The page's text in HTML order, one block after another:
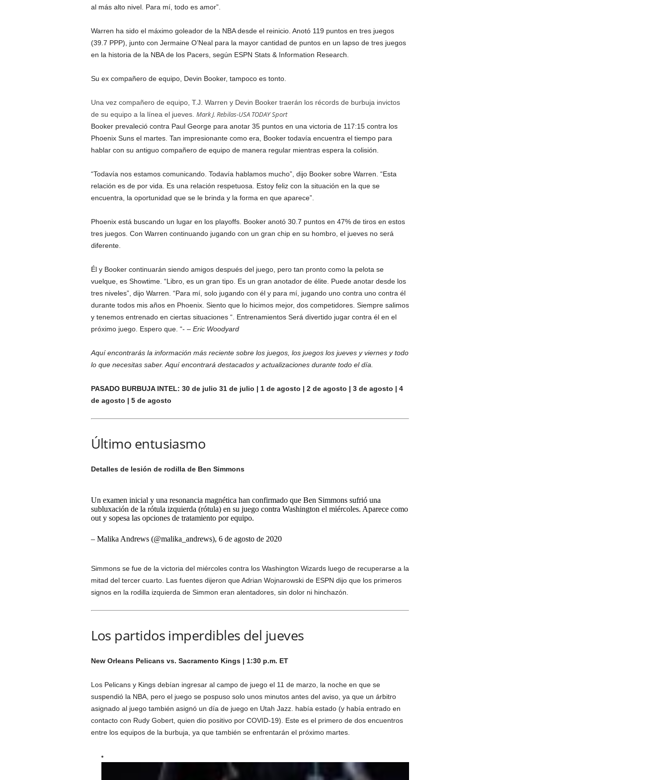
al más alto nivel. Para mí, todo es amor”.
Warren ha sido el máximo goleador de la NBA desde el reinicio. Anotó 119 puntos en tres juegos
(39.7 PPP), junto con Jermaine O’Neal para la mayor cantidad de puntos en un lapso de tres juegos
en la historia de la NBA de los Pacers, según ESPN Stats & Information Research.
Su ex compañero de equipo, Devin Booker, tampoco es tonto.
Una vez compañero de equipo, T.J. Warren y Devin Booker traerán los récords de burbuja invictos
de su equipo a la línea el jueves. Mark J. Rebilas-USA TODAY Sport
Booker prevaleció contra Paul George para anotar 35 puntos en una victoria de 117:15 contra los
Phoenix Suns el martes. Tan impresionante como era, Booker todavía encuentra el tiempo para
hablar con su antiguo compañero de equipo de manera regular mientras espera la colisión.
“Todavía nos estamos comunicando. Todavía hablamos mucho”, dijo Booker sobre Warren. “Esta
relación es de por vida. Es una relación respetuosa. Estoy feliz con la situación en la que se
encuentra, la oportunidad que se le brinda y la forma en que aparece”.
Phoenix está buscando un lugar en los playoffs. Booker anotó 30.7 puntos en 47% de tiros en estos
tres juegos. Con Warren continuando jugando con un gran chip en su hombro, el jueves no será
diferente.
Él y Booker continuarán siendo amigos después del juego, pero tan pronto como la pelota se
vuelque, es Showtime. “Libro, es un gran tipo. Es un gran anotador de élite. Puede anotar desde los
tres niveles”, dijo Warren. “Para mí, solo jugando con él y para mí, jugando uno contra uno contra él
durante todos mis años en Phoenix. Siento que lo hicimos mejor, dos competidores. Siempre salimos
y tenemos entrenado en ciertas situaciones “. Entrenamientos Será divertido jugar contra él en el
próximo juego. Espero que. “- – Eric Woodyard
Aquí encontrarás la información más reciente sobre los juegos, los juegos los jueves y viernes y todo
lo que necesitas saber. Aquí encontrará destacados y actualizaciones durante todo el día.
PASADO BURBUJA INTEL: 30 de julio 31 de julio | 1 de agosto | 2 de agosto | 3 de agosto | 4
de agosto | 5 de agosto
Último entusiasmo
Detalles de lesión de rodilla de Ben Simmons
Un examen inicial y una resonancia magnética han confirmado que Ben Simmons sufrió una
subluxación de la rótula izquierda (rótula) en su juego contra Washington el miércoles. Aparece como
out y sopesa las opciones de tratamiento por equipo.
– Malika Andrews (@malika_andrews), 6 de agosto de 2020
Simmons se fue de la victoria del miércoles contra los Washington Wizards luego de recuperarse a la
mitad del tercer cuarto. Las fuentes dijeron que Adrian Wojnarowski de ESPN dijo que los primeros
signos en la rodilla izquierda de Simmon eran alentadores, sin dolor ni hinchazón.
Los partidos imperdibles del jueves
New Orleans Pelicans vs. Sacramento Kings | 1:30 p.m. ET
Los Pelicans y Kings debían ingresar al campo de juego el 11 de marzo, la noche en que se
suspendió la NBA, pero el juego se pospuso solo unos minutos antes del aviso, ya que un árbitro
asignado al juego también asignó un día de juego en Utah Jazz. había estado (y había entrado en
contacto con Rudy Gobert, quien dio positivo por COVID-19). Este es el primero de dos encuentros
entre los equipos de la burbuja, ya que también se enfrentarán el próximo martes.